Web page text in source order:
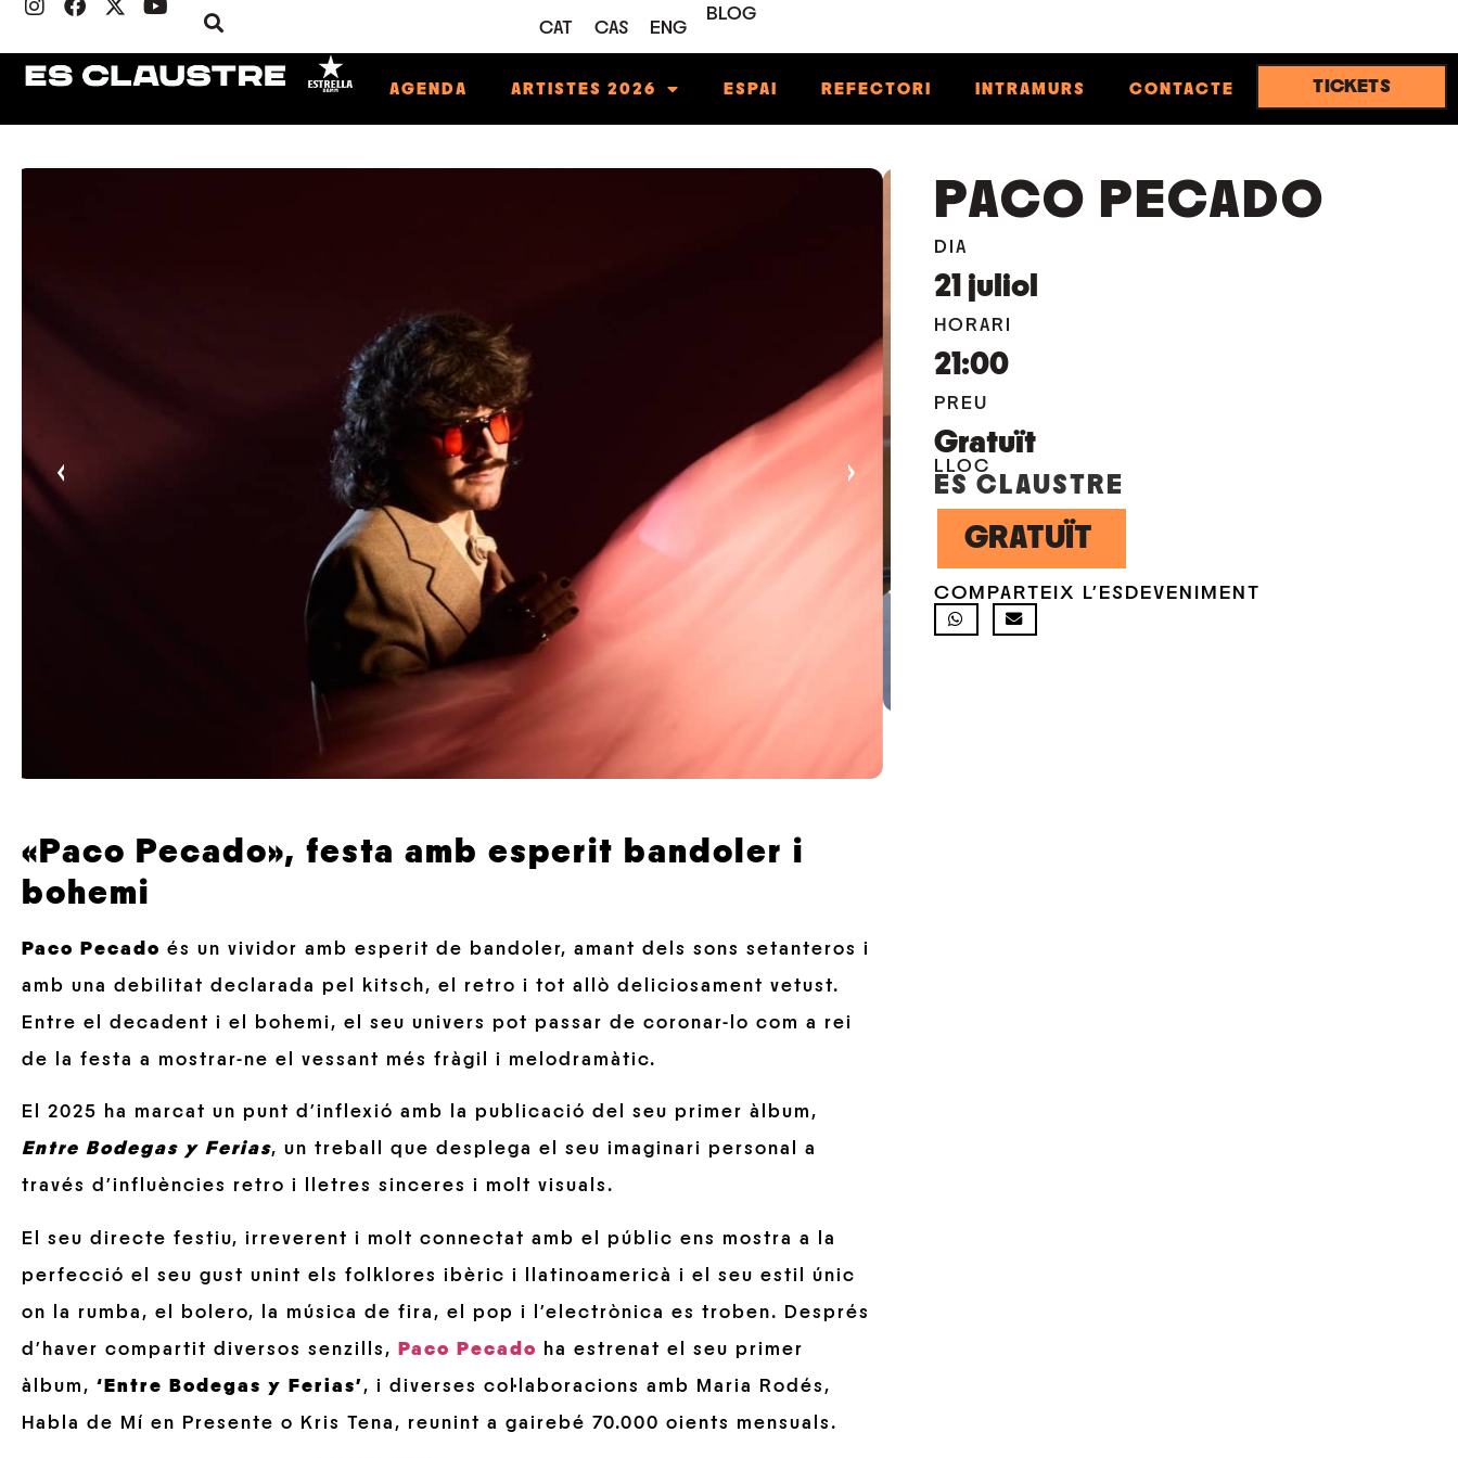
CAT CAS ENG
BLOG
AGENDA ARTISTES 2026 ESPAI REFECTORI INTRAMURS CONTACTE TICKETS
‹ ›
PACO PECADO
DIA
21 juliol
HORARI
21:00
PREU
Gratuït
LLOC
ES CLAUSTRE
GRATUÏT
COMPARTEIX L'ESDEVENIMENT
«Paco Pecado», festa amb esperit bandoler i
bohemi
Paco Pecado és un vividor amb esperit de bandoler, amant dels sons setanteros i
amb una debilitat declarada pel kitsch, el retro i tot allò deliciosament vetust.
Entre el decadent i el bohemi, el seu univers pot passar de coronar-lo com a rei
de la festa a mostrar-ne el vessant més fràgil i melodramàtic.
El 2025 ha marcat un punt d’inflexió amb la publicació del seu primer àlbum,
Entre Bodegas y Ferias, un treball que desplega el seu imaginari personal a
través d’influències retro i lletres sinceres i molt visuals.
El seu directe festiu, irreverent i molt connectat amb el públic ens mostra a la
perfecció el seu gust unint els folklores ibèric i llatinoamericà i el seu estil únic
on la rumba, el bolero, la música de fira, el pop i l’electrònica es troben. Després
d’haver compartit diversos senzills,
Paco Pecado
ha estrenat el seu primer
àlbum, ‘Entre Bodegas y Ferias’, i diverses col·laboracions amb Maria Rodés,
Habla de Mí en Presente o Kris Tena, reunint a gairebé 70.000 oients mensuals.